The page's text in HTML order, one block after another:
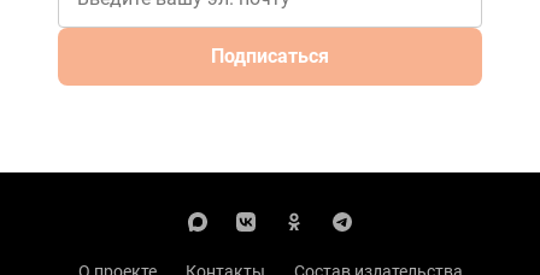
Подписаться
О проекте Контакты
Состав издательства